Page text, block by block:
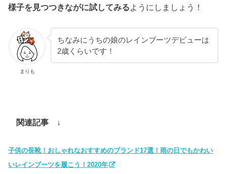
様子を見つつきながに試してみるようにしましょう！
まりも
ちなみにうちの娘のレインブーツデビューは
2歳くらいです！
関連記事 ↓
子供の長靴！おしゃれなおすすめのブランド17選！雨の日でもかわい
いレインブーツを履こう！2020年